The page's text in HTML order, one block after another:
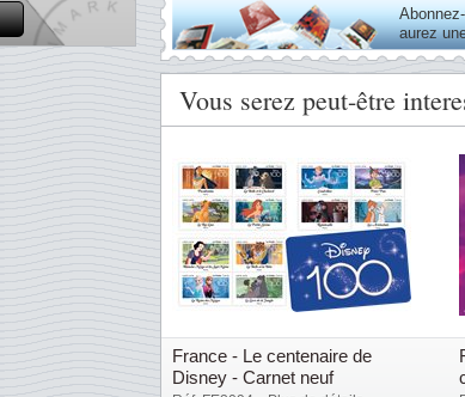
aurez
Vous serez peut-être
France - Le centenaire de
Disney - Carnet neuf